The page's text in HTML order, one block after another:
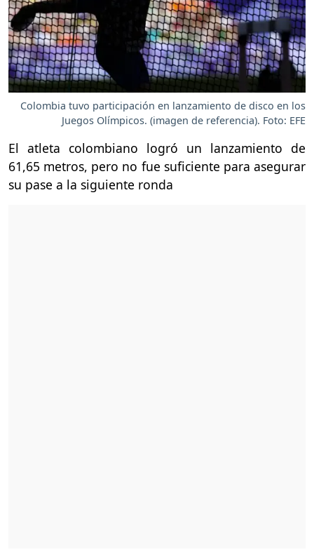
Colombia tuvo participación en lanzamiento de disco en los
Juegos Olímpicos. (imagen de referencia). Foto: EFE
El atleta colombiano logró un lanzamiento de
61,65 metros, pero no fue suficiente para asegurar
su pase a la siguiente ronda